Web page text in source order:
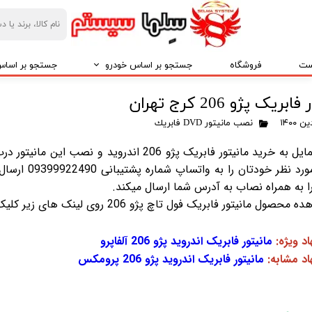
فروشگاه جستجو بر اساس خودرو
ایرانخودرو IKCO
سایپا SAIPA
پارس خودرو PARS KHODRO
بهمن موتور BAHMAN MOTOR
پژو PEUGEOT
کیا -kia
جستجو بر
امنیت خودرو
لوازم لوکس
غربیلک
پژو 206 کرج تهران
نصب مانيتور DVD فابريك
چنانچه تمایل به خرید مانیتور فابریک
لوکیشن
مانیتور فابریک فول تاچ پژو 206 روی لینک های زیر کلیک کنید:
ویژه: مانیتور فابریک اندروید پژو 206 آلفاپرو
مشابه: مانیتور فابریک اندروید پژو 206 پرومکس